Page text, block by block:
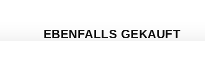
EBENFALLS GEKAUFT